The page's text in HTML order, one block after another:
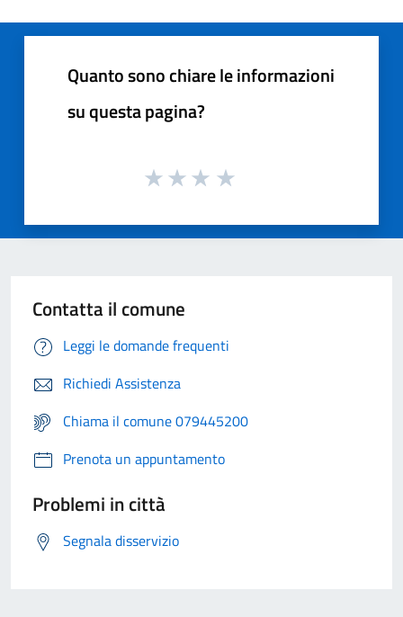
Quanto sono chiare le informazioni
su questa pagina?
Contatta il comune
Leggi le domande frequenti
Richiedi Assistenza
Chiama il comune 079445200
Prenota un appuntamento
Problemi in città
Segnala disservizio